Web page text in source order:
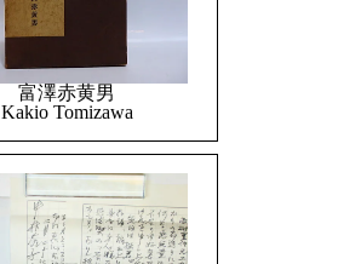
富澤赤黄男
Kakio Tomizawa